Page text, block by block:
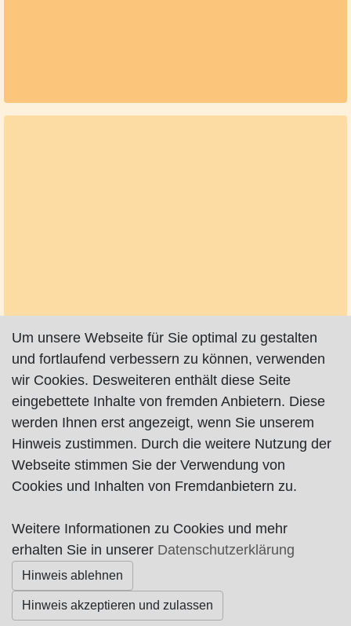
Impressum| Datenschutz
© Worpswede24 2015-2026
Um unsere Webseite für Sie optimal zu gestalten
und fortlaufend verbessern zu können, verwenden
wir Cookies. Desweiteren enthält diese Seite
eingebettete Inhalte von fremden Anbietern. Diese
werden Ihnen erst angezeigt, wenn Sie unserem
Hinweis zustimmen. Durch die weitere Nutzung der
Webseite stimmen Sie der Verwendung von
Cookies und Inhalten von Fremdanbietern zu.
Weitere Informationen zu Cookies und mehr
erhalten Sie in unserer Datenschutzerklärung
Hinweis ablehnen
Hinweis akzeptieren und zulassen